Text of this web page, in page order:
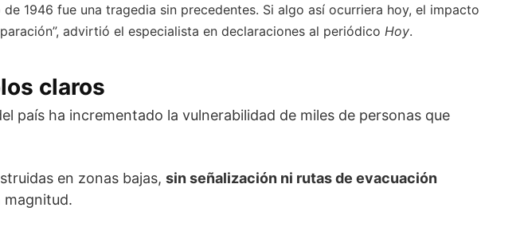
de 1946 fue una tragedia sin precedentes. Si algo así ocurriera hoy, el impacto
advirtió el especialista en declaraciones al periódico Hoy.
claros
país ha incrementado la vulnerabilidad de miles de personas que
en zonas bajas, sin señalización ni rutas de evacuación
magnitud.